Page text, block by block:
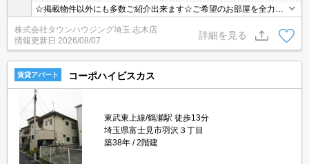
☆掲載物件以外にも多数ご紹介出来ます☆ご希望のお部屋を全力で
お探しさせて頂きます♪
株式会社タウンハウジング埼玉 志木店
情報更新日 2026/08/07
詳細を見る
賃貸アパート コーポハイビスカス
東武東上線/鶴瀬駅 徒歩13分
埼玉県富士見市羽沢３丁目
築38年
2階建